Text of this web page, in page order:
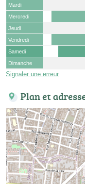
Mardi
Mercredi
Jeudi
Vendredi
Samedi
Dimanche
Signaler une erreur
Plan et